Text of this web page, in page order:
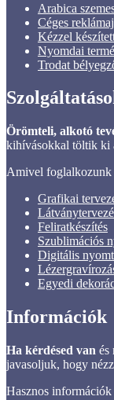
Arabica
Céges
Kézzel
Nyomdai
Trodat
Örömteli, alkotó
kihívásokkal töltik ki
Amivel foglalkozunk
Grafikai
Feliratkészítés
Szublimációs
Digitális
Egyedi
Információk
Ha kérdésed van és
javasoljuk, hogy
Hasznos információk